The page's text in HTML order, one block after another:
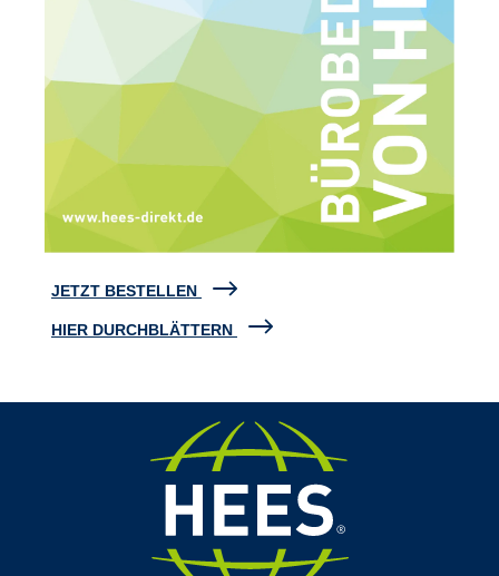
JETZT BESTELLEN
HIER DURCHBLÄTTERN